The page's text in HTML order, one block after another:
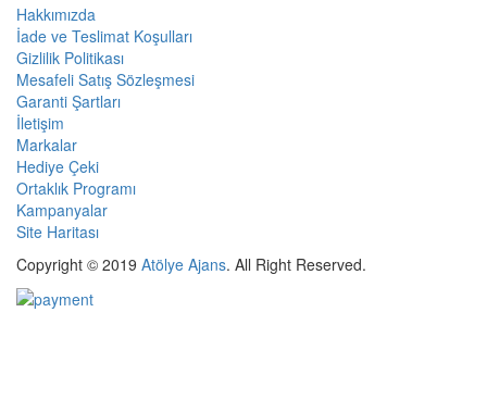
Hakkımızda
İade ve Teslimat Koşulları
Gizlilik Politikası
Mesafeli Satış Sözleşmesi
Garanti Şartları
İletişim
Markalar
Hediye Çeki
Ortaklık Programı
Kampanyalar
Site Haritası
Copyright © 2019 Atölye Ajans. All Right Reserved.